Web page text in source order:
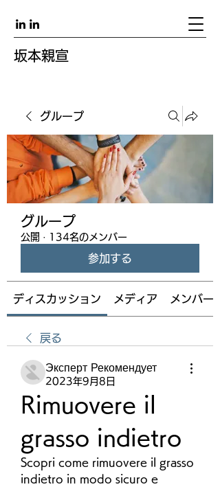
坂本親宣
グループ
グループ
公開 · 134名のメンバー
参加する
ディスカッション メディア メンバー
戻る
Эксперт Рекомендует
2023年9月8日
Rimuovere il
grasso indietro
Scopri come rimuovere il grasso
indietro in modo sicuro e